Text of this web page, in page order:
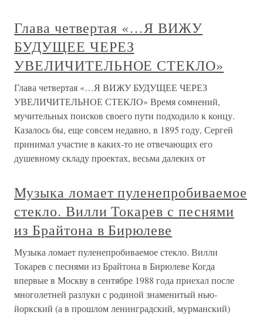
Глава четвертая «…Я ВИЖУ
БУДУЩЕЕ ЧЕРЕЗ
УВЕЛИЧИТЕЛЬНОЕ СТЕКЛО»
Глава четвертая «…Я ВИЖУ БУДУЩЕЕ ЧЕРЕЗ
УВЕЛИЧИТЕЛЬНОЕ СТЕКЛО» Время сомнений,
мучительных поисков своего пути подходило к концу.
Казалось бы, еще совсем недавно, в 1895 году, Сергей
принимал участие в каких-то не отвечающих его
душевному складу проектах, весьма далеких от
Музыка ломает пуленепробиваемое
стекло. Вилли Токарев с песнями
из Брайтона в Бирюлеве
Музыка ломает пуленепробиваемое стекло. Вилли
Токарев с песнями из Брайтона в Бирюлеве Когда
впервые в Москву в сентябре 1988 года приехал после
многолетней разлуки с родиной знаменитый нью-
йоркский (а в прошлом ленинградский, мурманский)